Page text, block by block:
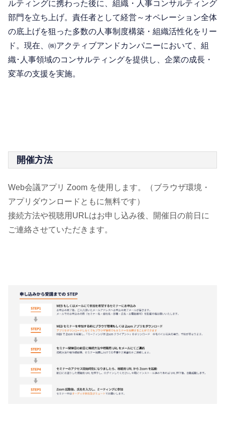
ルティングに携わった後に、組織・人事コンサルティング
部門を立ち上げ。責任者として経営～オペレーション全体
の底上げを狙った多数の人事制度構築・組織活性化をリー
ド。現在、㈱アクティブアンドカンパニーにおいて、組
織･人事領域のコンサルティングを提供し、企業の成長・
変革の支援を実施。
開催方法
Web会議アプリ Zoom を使用します。（ブラウザ環境・
アプリダウンロードともに無料です）
接続方法や視聴用URLはお申し込み後、開催日の前日に
ご連絡させていただきます。